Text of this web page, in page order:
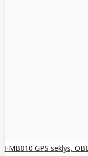
FMB010 GPS seklys,